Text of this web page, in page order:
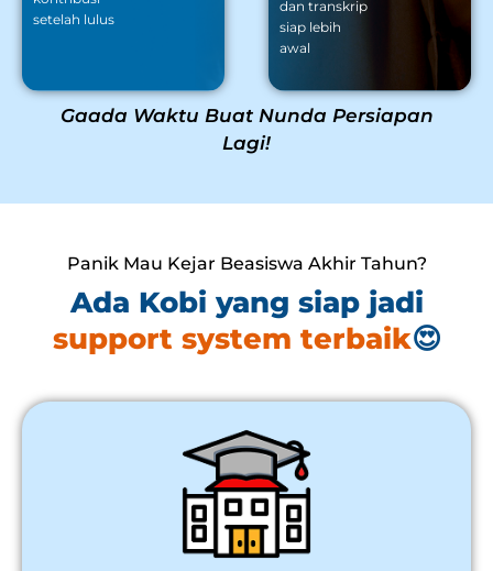
setelah lulus
dan transkrip
siap lebih
awal
Gaada Waktu Buat Nunda Persiapan
Lagi!
Panik Mau Kejar Beasiswa Akhir Tahun?
Ada Kobi yang siap jadi
support system terbaik😍